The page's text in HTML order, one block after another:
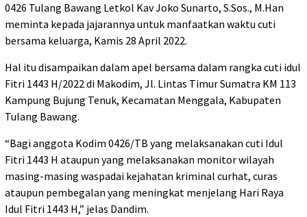
0426 Tulang Bawang Letkol Kav Joko Sunarto, S.Sos., M.Han
meminta kepada jajarannya untuk manfaatkan waktu cuti
bersama keluarga, Kamis 28 April 2022.
Hal itu disampaikan dalam apel bersama dalam rangka cuti idul
Fitri 1443 H/2022 di Makodim, Jl. Lintas Timur Sumatra KM 113
Kampung Bujung Tenuk, Kecamatan Menggala, Kabupaten
Tulang Bawang.
“Bagi anggota Kodim 0426/TB yang melaksanakan cuti Idul
Fitri 1443 H ataupun yang melaksanakan monitor wilayah
masing-masing waspadai kejahatan kriminal curhat, curas
ataupun pembegalan yang meningkat menjelang Hari Raya
Idul Fitri 1443 H,” jelas Dandim.